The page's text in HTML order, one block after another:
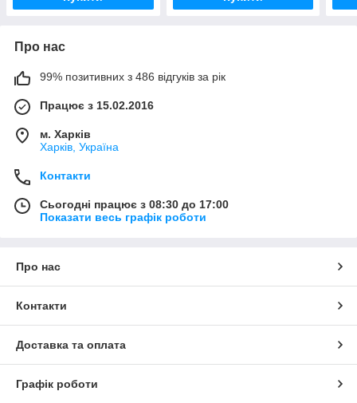
Про нас
99% позитивних з 486 відгуків за рік
Працює з 15.02.2016
м. Харків
Харків, Україна
Контакти
Сьогодні працює з 08:30 до 17:00
Показати весь графік роботи
Про нас
Контакти
Доставка та оплата
Графік роботи